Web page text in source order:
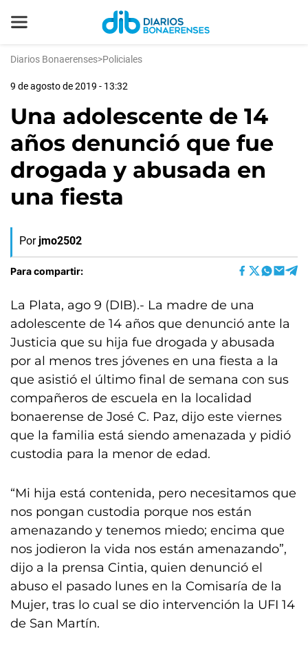
Diarios Bonaerenses>Policiales
9 de agosto de 2019 - 13:32
Una adolescente de 14
años denunció que fue
drogada y abusada en
una fiesta
Por jmo2502
Para compartir:
La Plata, ago 9 (DIB).- La madre de una
adolescente de 14 años que denunció ante la
Justicia que su hija fue drogada y abusada
por al menos tres jóvenes en una fiesta a la
que asistió el último final de semana con sus
compañeros de escuela en la localidad
bonaerense de José C. Paz, dijo este viernes
que la familia está siendo amenazada y pidió
custodia para la menor de edad.
“Mi hija está contenida, pero necesitamos que
nos pongan custodia porque nos están
amenazando y tenemos miedo; encima que
nos jodieron la vida nos están amenazando”,
dijo a la prensa Cintia, quien denunció el
abuso el pasado lunes en la Comisaría de la
Mujer, tras lo cual se dio intervención la UFI 14
de San Martín.